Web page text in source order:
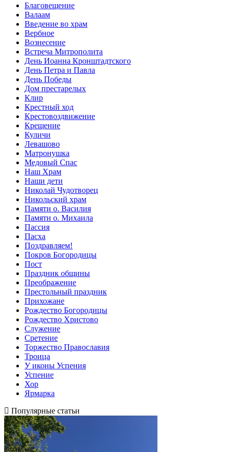
Благовещение
Валаам
Введение во храм
Вербное
Вознесение
Встреча Митрополита
День Иоанна Кронштадтского
День Петра и Павла
День Победы
Дом престарелых
Клир
Крестный ход
Крестовоздвижение
Крещение
Куличи
Левашово
Матронушка
Медовый Спас
Наш Храм
Наши дети
Николай Чудотворец
Никольский храм
Памяти о. Василия
Памяти о. Михаила
Пассия
Пасха
Поздравляем!
Покров Богородицы
Пост
Праздник общины
Преображение
Престольный праздник
Прихожане
Рождество Богородицы
Рождество Христово
Служение
Сретение
Торжество Православия
Троица
У иконы Успения
Успение
Хор
Ярмарка
Популярные статьи